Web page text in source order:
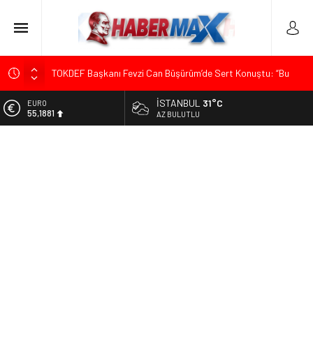
TOKDEF Başkanı Fevzi Can Büşürüm’de Sert Konuştu: “Bu
Çevrecik Büşürüm Yayla Şenliği’nde Siyaset ve Memleket
ALTIN
6.660,55
İSTANBUL 31°C
AZ BULUTLU